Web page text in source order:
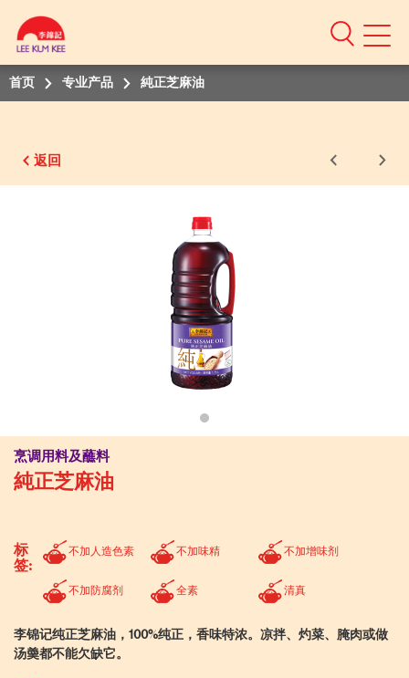
Mobile
首页 专业产品 純正芝麻油
返回
烹调用料及蘸料
純正芝麻油
标
签:
不加人造色素 不加味精 不加增味剂
不加防腐剂 全素 清真
李锦记纯正芝麻油，100%纯正，香味特浓。凉拌、灼菜、腌肉或做
汤羮都不能欠缺它。